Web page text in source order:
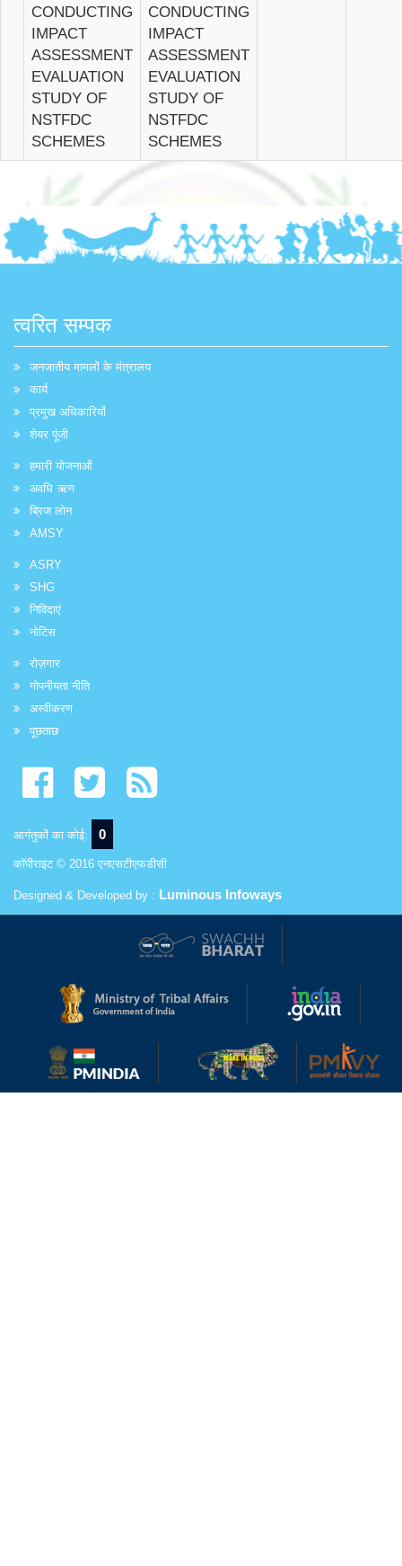
CONDUCTING
IMPACT
ASSESSMENT
EVALUATION
STUDY OF
NSTFDC
SCHEMES
CONDUCTING
IMPACT
ASSESSMENT
EVALUATION
STUDY OF
NSTFDC
SCHEMES
त्वरित सम्पक
जनजातीय मामलों के मंत्रालय
कार्य
प्रमुख अधिकारियों
शेयर पूंजी
हमारी योजनाओं
अवधि ऋण
ब्रिज लोन
AMSY
ASRY
SHG
निविदाएं
नोटिस
रोज़गार
गोपनीयता नीति
अस्वीकरण
पूछताछ
आगंतुकों का कोई: 0
कॉपीराइट © 2016 एनएसटीएफडीसी
Designed & Developed by : Luminous Infoways